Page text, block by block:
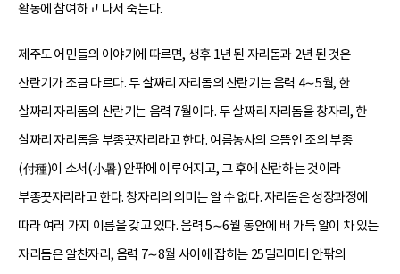
활동에 참여하고 나서 죽는다.
제주도 어민들의 이야기에 따르면, 생후 1년 된 자리돔과 2년 된 것은
산란기가 조금 다르다. 두 살짜리 자리돔의 산란기는 음력 4∼5월, 한
살짜리 자리돔의 산란기는 음력 7월이다. 두 살짜리 자리돔을 창자리, 한
살짜리 자리돔을 부종끗자리라고 한다. 여름농사의 으뜸인 조의 부종
(付種)이 소서(小暑) 안팎에 이루어지고, 그 후에 산란하는 것이라
부종끗자리라고 한다. 창자리의 의미는 알 수 없다. 자리돔은 성장과정에
따라 여러 가지 이름을 갖고 있다. 음력 5∼6월 동안에 배 가득 알이 차 있는
자리돔은 알찬자리, 음력 7∼8월 사이에 잡히는 25밀리미터 안팎의